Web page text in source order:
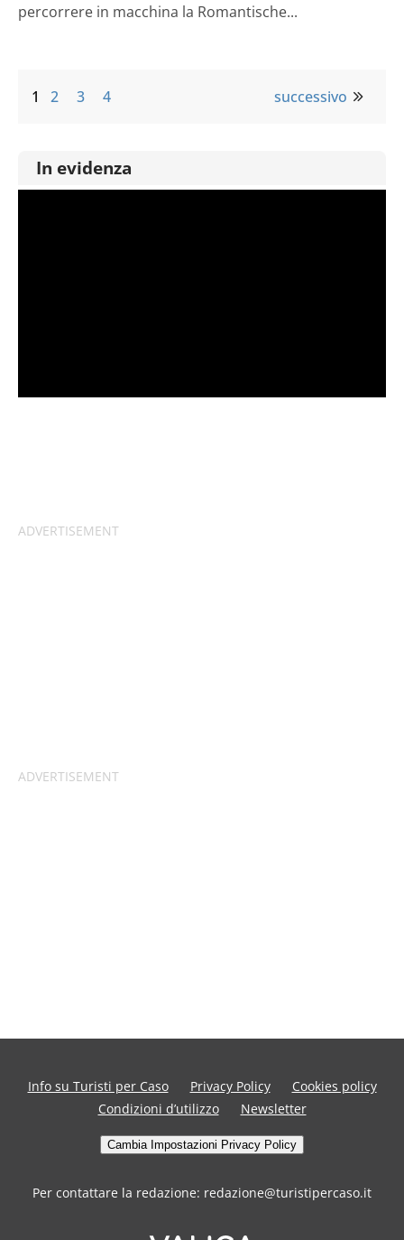
percorrere in macchina la Romantische...
1 2 3 4 successivo
In evidenza
Info su Turisti per Caso Privacy Policy
Cookies policy
Condizioni d’utilizzo
Newsletter
Cambia Impostazioni Privacy Policy
Per contattare la redazione: redazione@turistipercaso.it